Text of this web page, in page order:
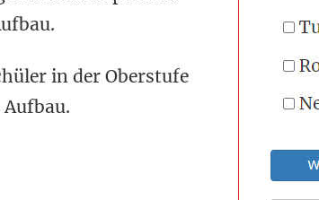
in der Oberstufe